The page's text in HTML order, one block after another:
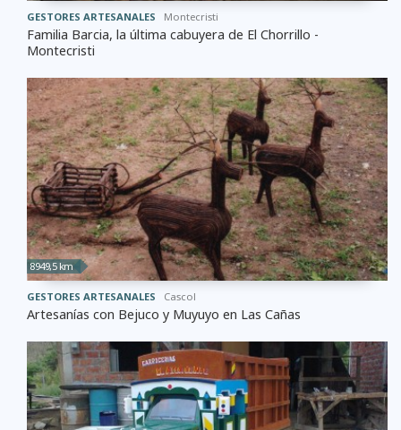
GESTORES ARTESANALES Montecristi
Familia Barcia, la última cabuyera de El Chorrillo -
Montecristi
8949,5 km
GESTORES ARTESANALES Cascol
Artesanías con Bejuco y Muyuyo en Las Cañas